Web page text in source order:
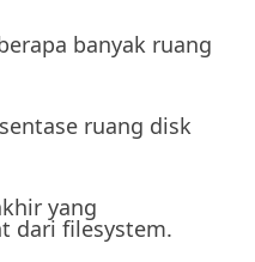
banyak ruang
ruang disk
yang
dari filesystem.